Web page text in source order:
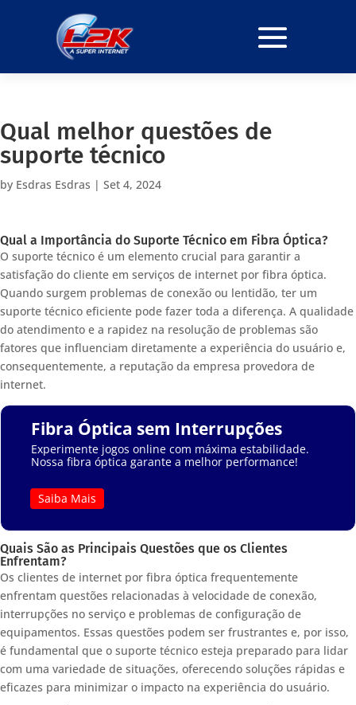
Qual melhor questões de
suporte técnico
by Esdras Esdras | Set 4, 2024
Qual a Importância do Suporte Técnico em Fibra Óptica?
O suporte técnico é um elemento crucial para garantir a
satisfação do cliente em serviços de internet por fibra óptica.
Quando surgem problemas de conexão ou lentidão, ter um
suporte técnico eficiente pode fazer toda a diferença. A qualidade
do atendimento e a rapidez na resolução de problemas são
fatores que influenciam diretamente a experiência do usuário e,
consequentemente, a reputação da empresa provedora de
internet.
Fibra Óptica sem Interrupções
Experimente jogos online com máxima estabilidade.
Nossa fibra óptica garante a melhor performance!
Saiba Mais
Quais São as Principais Questões que os Clientes
Enfrentam?
Os clientes de internet por fibra óptica frequentemente
enfrentam questões relacionadas à velocidade de conexão,
interrupções no serviço e problemas de configuração de
equipamentos. Essas questões podem ser frustrantes e, por isso,
é fundamental que o suporte técnico esteja preparado para lidar
com uma variedade de situações, oferecendo soluções rápidas e
eficazes para minimizar o impacto na experiência do usuário.